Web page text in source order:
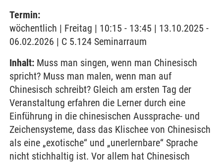
Termin:
wöchentlich | Freitag | 10:15 - 13:45 | 13.10.2025 -
06.02.2026 | C 5.124 Seminarraum
Inhalt: Muss man singen, wenn man Chinesisch
spricht? Muss man malen, wenn man auf
Chinesisch schreibt? Gleich am ersten Tag der
Veranstaltung erfahren die Lerner durch eine
Einführung in die chinesischen Aussprache- und
Zeichensysteme, dass das Klischee von Chinesisch
als eine „exotische“ und „unerlernbare“ Sprache
nicht stichhaltig ist. Vor allem hat Chinesisch